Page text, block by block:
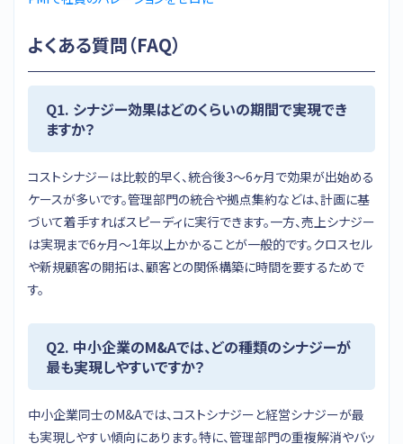
よくある質問（FAQ）
Q1. シナジー効果はどのくらいの期間で実現でき
ますか？
コストシナジーは比較的早く、統合後3〜6ヶ月で効果が出始める
ケースが多いです。管理部門の統合や拠点集約などは、計画に基
づいて着手すればスピーディに実行できます。一方、売上シナジー
は実現まで6ヶ月〜1年以上かかることが一般的です。クロスセル
や新規顧客の開拓は、顧客との関係構築に時間を要するためで
す。
Q2. 中小企業のM&Aでは、どの種類のシナジーが
最も実現しやすいですか？
中小企業同士のM&Aでは、コストシナジーと経営シナジーが最
も実現しやすい傾向にあります。特に、管理部門の重複解消やバッ